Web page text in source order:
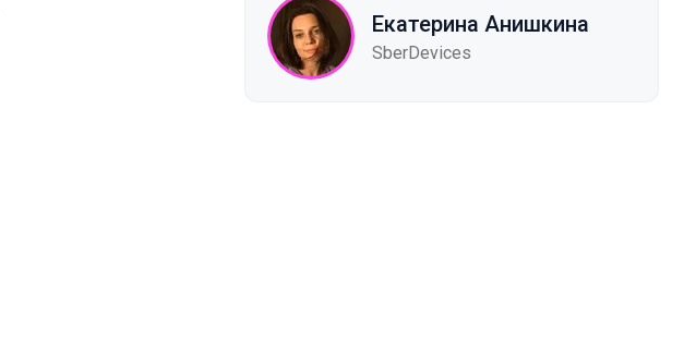
Екатерина Анишкина
SberDevices